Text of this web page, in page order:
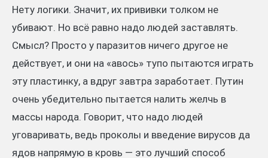
Нету логики. Значит, их прививки толком не
убивают. Но всё равно надо людей заставлять.
Смысл? Просто у паразитов ничего другое не
действует, и они на «авось» тупо пытаются играть
эту пластинку, а вдруг завтра заработает. Путин
очень убедительно пытается налить желчь в
массы народа. Говорит, что надо людей
уговаривать, ведь проколы и введение вирусов да
ядов напрямую в кровь — это лучший способ